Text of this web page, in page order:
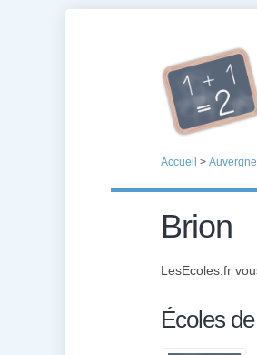
Accueil >
Brion
LesEcoles.fr
Écoles